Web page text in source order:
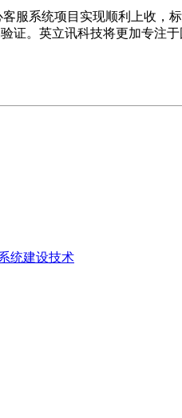
系统项目实现顺利上收，
。英立讯科技将更加专注
统建设技术